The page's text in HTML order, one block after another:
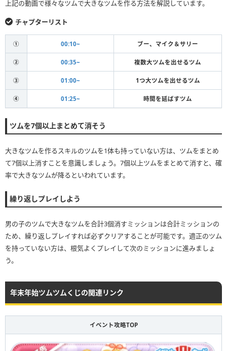
上記の動画で様々なツムで大きなツムを作る方法を解説しています。
チャプターリスト
① 00:10~ ブー、マイク＆サリー
② 00:35~ 複数大ツムを出せるツム
③ 01:00~ 1つ大ツムを出せるツム
④ 01:25~ 時間を延ばすツム
ツムを7個以上まとめて消そう
大きなツムを作るスキルのツムを1体も持っていない方は、ツムをまとめ
て7個以上消すことを意識しましょう。7個以上ツムをまとめて消すと、確
率で大きなツムが降るといわれています。
繰り返しプレイしよう
男の子のツムで大きなツムを合計3個消すミッションは合計ミッションの
ため、繰り返しプレイすれば必ずクリアすることが可能です。適正のツム
を持っていない方は、根気よくプレイして次のミッションに進みましょ
う。
年末年始ツムツムくじの関連リンク
イベント攻略TOP